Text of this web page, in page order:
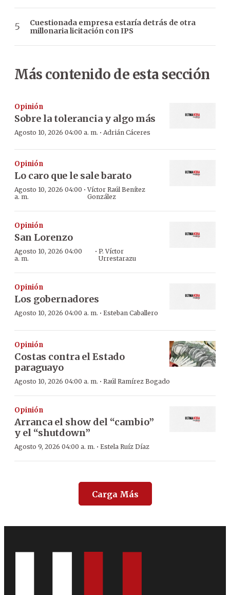
Cuestionada empresa estaría detrás de otra
millonaria licitación con IPS
Más contenido de esta sección
Opinión
Sobre la tolerancia y algo más
Agosto 10, 2026 04:00 a. m. · Adrián Cáceres
Opinión
Lo caro que le sale barato
Agosto 10, 2026 04:00
a. m.
·Víctor Raúl Benítez
González
Opinión
San Lorenzo
Agosto 10, 2026 04:00
a. m.
· P. Víctor
Urrestarazu
Opinión
Los gobernadores
Agosto 10, 2026 04:00 a. m. · Esteban Caballero
Opinión
Costas contra el Estado
paraguayo
Agosto 10, 2026 04:00 a. m. · Raúl Ramírez Bogado
Opinión
Arranca el show del “cambio”
y el “shutdown”
Agosto 9, 2026 04:00 a. m. · Estela Ruíz Díaz
Carga Más